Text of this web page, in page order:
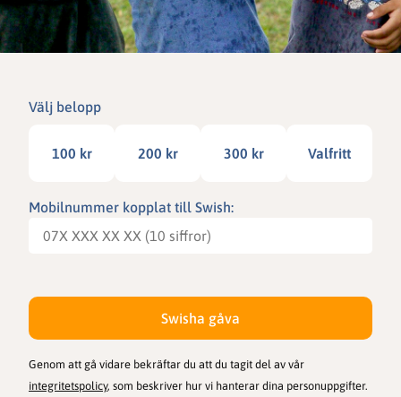
Välj belopp
100 kr 200 kr 300 kr Valfritt
Mobilnummer kopplat till Swish:
Swisha gåva
Genom att gå vidare bekräftar du att du tagit del av vår
integritetspolicy, som beskriver hur vi hanterar dina personuppgifter.